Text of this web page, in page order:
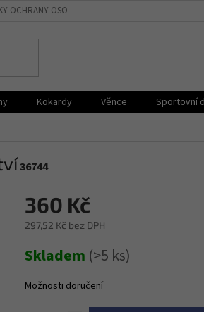
OCHRANY OSOBNÍCH ÚDAJŮ
Kokardy Věnce Sportovní
36744
360 Kč
297,52 Kč bez DPH
cena:
Skladem (>5 ks)
Možnosti doručení